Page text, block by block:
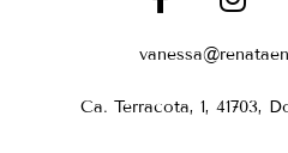
Ca. Terracota, 1, 41703,